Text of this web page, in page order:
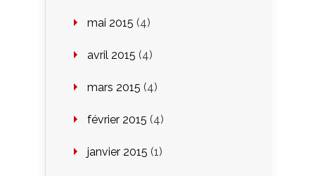
mai 2015 (4)
avril 2015 (4)
mars 2015 (4)
février 2015 (4)
janvier 2015 (1)